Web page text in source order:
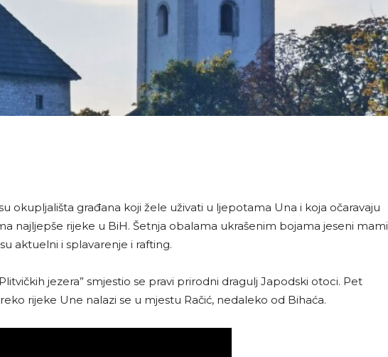
okupljališta građana koji žele uživati u ljepotama Una i koja očaravaju
najljepše rijeke u BiH. Šetnja obalama ukrašenim bojama jeseni mami
aktuelni i splavarenje i rafting.
jezera” smjestio se pravi prirodni dragulj Japodski otoci. Pet
rijeke Une nalazi se u mjestu Račić, nedaleko od Bihaća.